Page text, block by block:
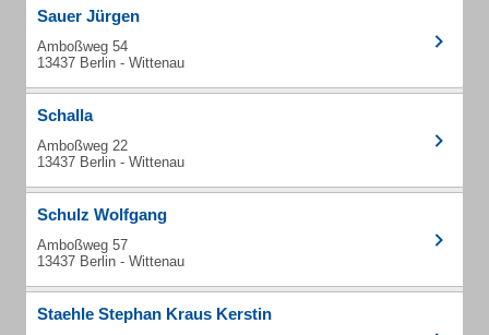
Sauer Jürgen
Amboßweg 54
13437 Berlin - Wittenau
Schalla
Amboßweg 22
13437 Berlin - Wittenau
Schulz Wolfgang
Amboßweg 57
13437 Berlin - Wittenau
Staehle Stephan Kraus Kerstin